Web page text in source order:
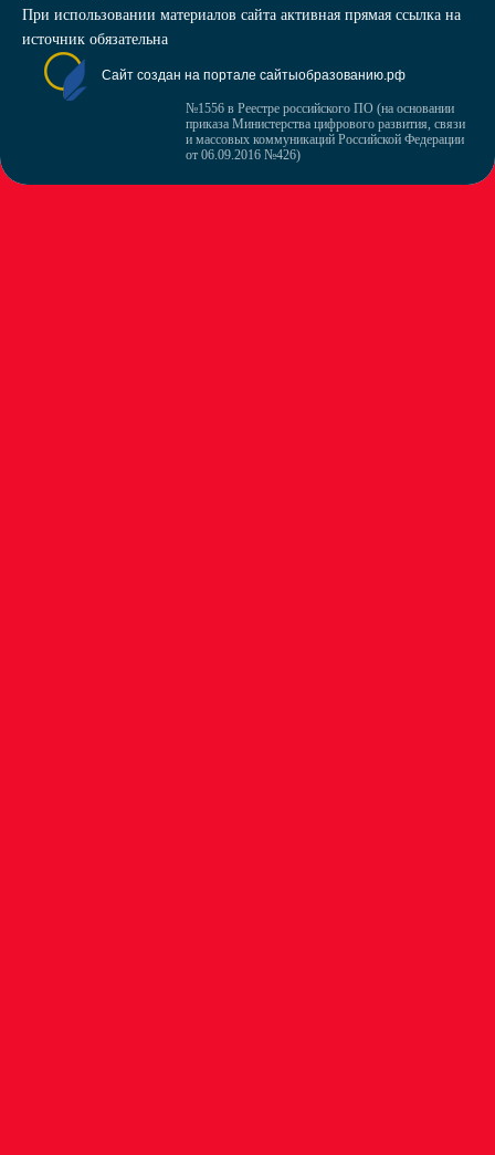
При использовании материалов сайта активная прямая ссылка на
источник обязательна
Сайт создан на портале сайтыобразованию.рф
№1556 в Реестре российского ПО (на основании
приказа Министерства цифрового развития, связи
и массовых коммуникаций Российской Федерации
от 06.09.2016 №426)